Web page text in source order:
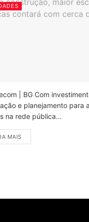
| BG Com
e planejamento para
na rede pública...
MAIS